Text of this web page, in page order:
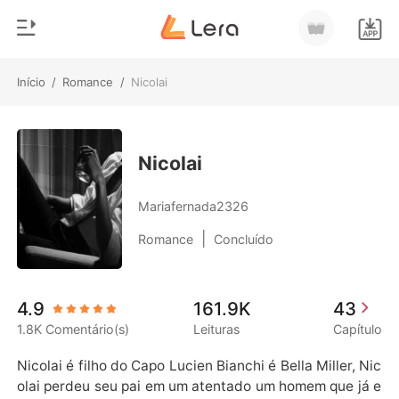
Início / Romance / Nicolai
Loja
Histórico
Sair
Baixar App
Gênero
Moderno
Lobisomem
Contos
Bilionários
Nicolai
Mariafernada2326
Romance Concluído
4.9
1.8K Comentário(s)
161.9K
Leituras
43
Capítulo
Nicolai é filho do Capo Lucien Bianchi é Bella Miller, Nic
olai perdeu seu pai em um atentado um homem que já e